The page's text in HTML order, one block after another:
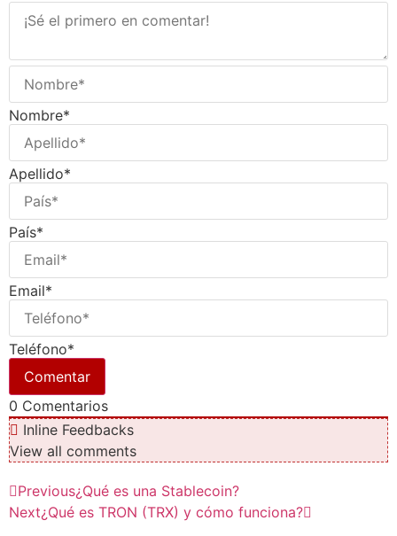
Nombre*
Apellido*
País*
Email*
Teléfono*
0 Comentarios
Inline Feedbacks
View all comments
Previous¿Qué es una Stablecoin?
Next¿Qué es TRON (TRX) y cómo funciona?